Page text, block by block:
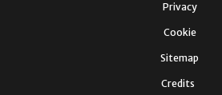
Privacy
Cookie
Sitemap
Credits